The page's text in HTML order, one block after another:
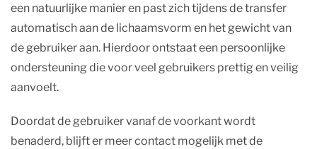
een natuurlijke manier en past zich tijdens de transfer
automatisch aan de lichaamsvorm en het gewicht van
de gebruiker aan. Hierdoor ontstaat een persoonlijke
ondersteuning die voor veel gebruikers prettig en veilig
aanvoelt.
Doordat de gebruiker vanaf de voorkant wordt
benaderd, blijft er meer contact mogelijk met de